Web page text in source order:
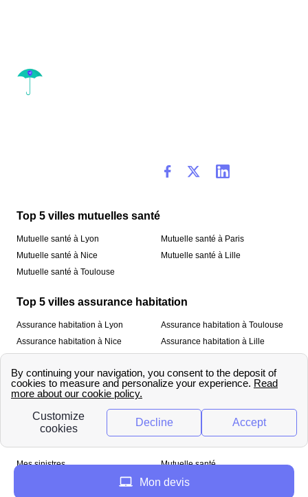
Top 5 villes mutuelles santé
Mutuelle santé à Lyon
Mutuelle santé à Nice
Mutuelle santé à Toulouse
Mutuelle santé à Paris
Mutuelle santé à Lille
Top 5 villes assurance habitation
Assurance habitation à Lyon
Assurance habitation à Nice
Assurance habitation à Toulouse
Assurance habitation à Lille
À propos
Qui sommes-nous ? Mentions légales
Mes sinistres
Mutuelle santé
Mon devis